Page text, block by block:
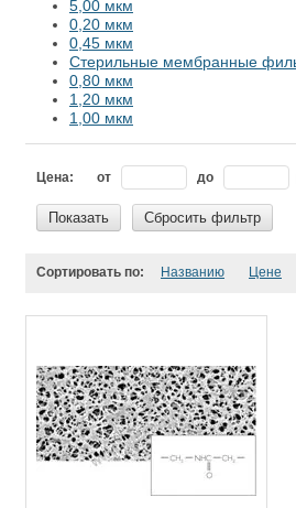
5,00 мкм
0,20 мкм
0,45 мкм
Стерильные мембранные
0,80 мкм
1,20 мкм
1,00 мкм
Цена: от до
Показать Сбросить фильтр
Сортировать по: Названию Цене